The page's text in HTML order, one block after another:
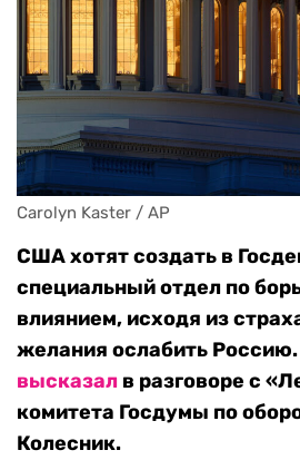
Carolyn Kaster / AP
США хотят создать в
специальный отдел по
влиянием, исходя из
желания ослабить
высказал в разговоре с
комитета Госдумы по
Колесник.